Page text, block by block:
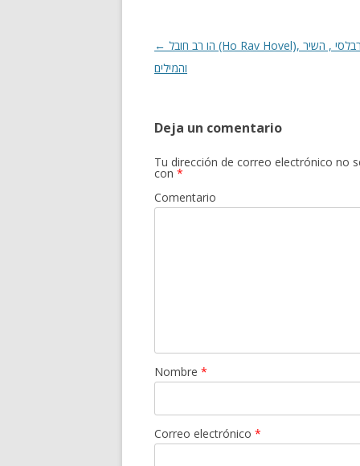
k r
Navegación
de
←
והמילים
Deja un comentario
Tu dirección de correo electrónico no
con *
Comentario
Nombre *
Correo electrónico *